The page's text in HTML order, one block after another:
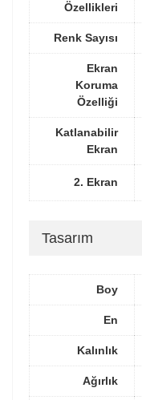
Özellikleri
Renk Sayısı
Ekran
Koruma
Özelliği
Katlanabilir
Ekran
2. Ekran
Tasarım
Boy
En
Kalınlık
Ağırlık